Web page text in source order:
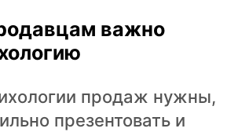
важно
продаж нужны,
презентовать и